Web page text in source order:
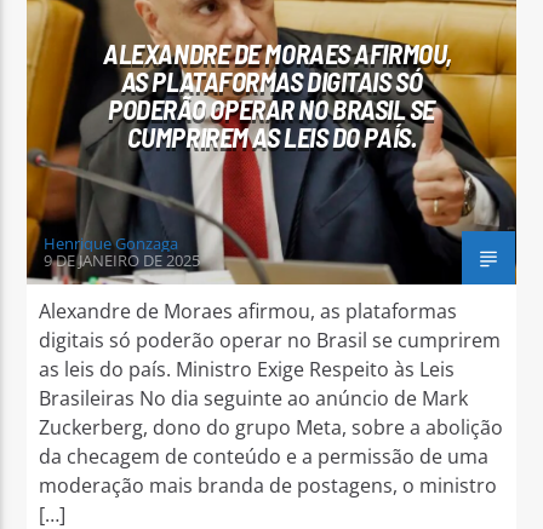
Arara Azul FM
ALEXANDRE DE MORAES AFIRMOU,
AS PLATAFORMAS DIGITAIS SÓ
PODERÃO OPERAR NO BRASIL SE
CUMPRIREM AS LEIS DO PAÍS.
Henrique Gonzaga
9 DE JANEIRO DE 2025
Alexandre de Moraes afirmou, as plataformas
digitais só poderão operar no Brasil se cumprirem
as leis do país. Ministro Exige Respeito às Leis
Brasileiras No dia seguinte ao anúncio de Mark
Zuckerberg, dono do grupo Meta, sobre a abolição
da checagem de conteúdo e a permissão de uma
moderação mais branda de postagens, o ministro
[…]